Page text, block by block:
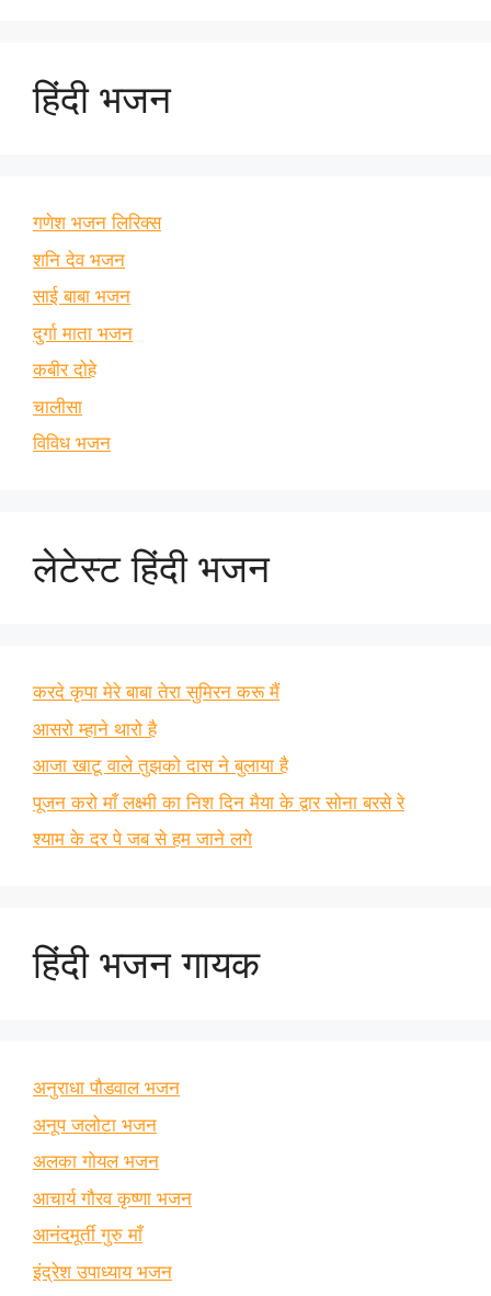
हिंदी भजन
गणेश भजन लिरिक्स
शनि देव भजन
साई बाबा भजन
दुर्गा माता भजन
कबीर दोहे
चालीसा
विविध भजन
लेटेस्ट हिंदी भजन
करदे कृपा मेरे बाबा तेरा सुमिरन करू मैं
आसरो म्हाने थारो है
आजा खाटू वाले तुझको दास ने बुलाया है
पूजन करो माँ लक्ष्मी का निश दिन मैया के द्वार सोना बरसे रे
श्याम के दर पे जब से हम जाने लगे
हिंदी भजन गायक
अनुराधा पौडवाल भजन
अनूप जलोटा भजन
अलका गोयल भजन
आचार्य गौरव कृष्णा भजन
आनंदमूर्ती गुरु माँ
इंद्रेश उपाध्याय भजन